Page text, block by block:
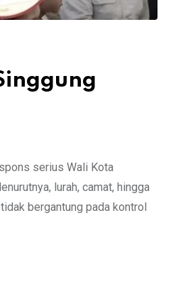
serius Wali Kota
lurah, camat, hingga
bergantung pada kontrol